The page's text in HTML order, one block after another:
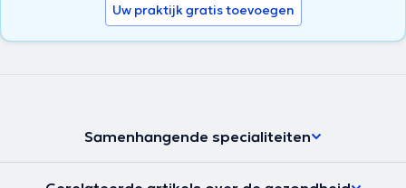
Uw praktijk gratis toevoegen
Samenhangende specialiteiten